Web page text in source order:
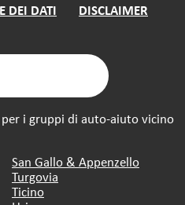
DEI DATI
DISCLAIMER
per i gruppi di auto-aiuto vicino
San Gallo & Appenzello
Turgovia
Ticino